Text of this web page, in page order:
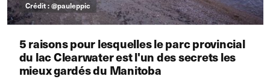
Crédit : @pauleppic
5 raisons pour lesquelles le parc provincial
du lac Clearwater est l'un des secrets les
mieux gardés du Manitoba